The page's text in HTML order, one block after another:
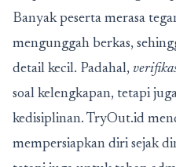
Banyak peserta merasa
mengunggah berkas,
detail kecil. Padahal,
soal kelengkapan, tetapi
kedisiplinan. TryOut.id
mempersiapkan diri sejak